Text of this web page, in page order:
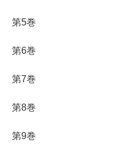
第5巻
第6巻
第7巻
第8巻
第9巻